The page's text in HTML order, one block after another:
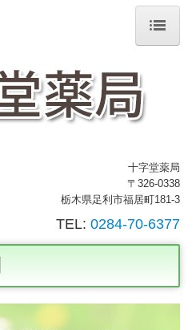
十字堂薬局
〒326-0338
栃木県足利市福居町181-3
TEL: 0284-70-6377